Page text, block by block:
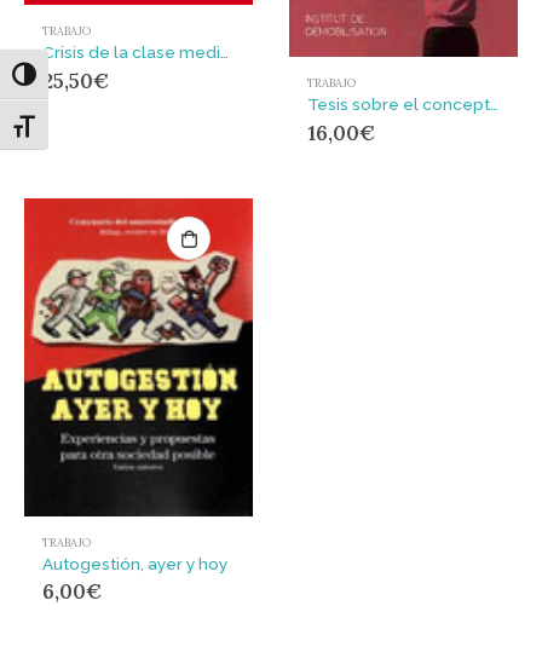
Alternar alto contraste
Alternar tamaño de letra
TRABAJO
25,50€ TRABAJO
Tesis sobre el concepto de huelga
16,00€
TRABAJO
Autogestión, ayer y hoy
6,00€